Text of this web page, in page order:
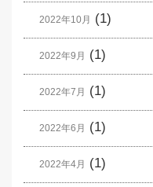
2022年10月 (1)
2022年9月 (1)
2022年7月 (1)
2022年6月 (1)
2022年4月 (1)